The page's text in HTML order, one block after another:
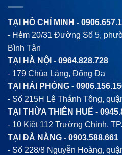
TẠI HỒ CHÍ MINH -
- Hẻm 20/31 Đường Số 5,
Bình Tân
TẠI HÀ NỘI - 0964.828.728
- 179 Chùa Láng, Đống Đa
TẠI HẢI PHÒNG -
- Số 215H Lê Thánh Tông,
TẠI THỪA THIÊN HUẾ -
- 10 Kiệt 112 Trường Chinh,
TẠI ĐÀ NẴNG - 0903.588.661
- Số 228/8 Nguyễn Hoàng,